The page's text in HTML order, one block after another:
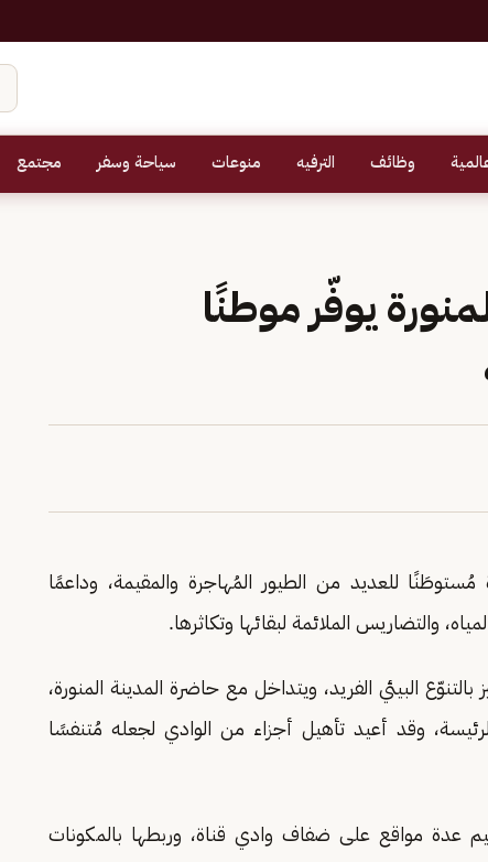
وظائف الترفيه منوعات سياحة وسفر مجتمع
يوفّر موطنًا
مُستوطَنًا للعديد من الطيور المُهاجرة والمقيمة، وداعمًا
والتضاريس الملائمة لبقائها وتكاثرها.
البيئي الفريد، ويتداخل مع حاضرة المدينة المنورة،
وقد أعيد تأهيل أجزاء من الوادي لجعله مُتنفسًا
عدة مواقع على ضفاف وادي قناة، وربطها بالمكونات